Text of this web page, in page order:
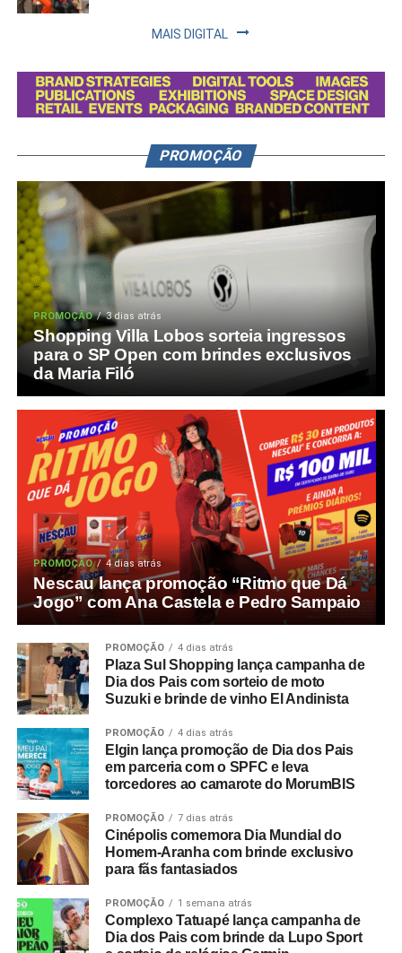
MAIS DIGITAL
PROMOÇÃO
PROMOÇÃO 3 dias atrás
Shopping Villa Lobos sorteia ingressos
para o SP Open com brindes exclusivos
da Maria Filó
PROMOÇÃO 4 dias atrás
Nescau lança promoção “Ritmo que Dá
Jogo” com Ana Castela e Pedro Sampaio
PROMOÇÃO 4 dias atrás
Plaza Sul Shopping lança campanha de
Dia dos Pais com sorteio de moto
Suzuki e brinde de vinho El Andinista
PROMOÇÃO 4 dias atrás
Elgin lança promoção de Dia dos Pais
em parceria com o SPFC e leva
torcedores ao camarote do MorumBIS
PROMOÇÃO 7 dias atrás
Cinépolis comemora Dia Mundial do
Homem-Aranha com brinde exclusivo
para fãs fantasiados
PROMOÇÃO 1 semana atrás
Complexo Tatuapé lança campanha de
Dia dos Pais com brinde da Lupo Sport